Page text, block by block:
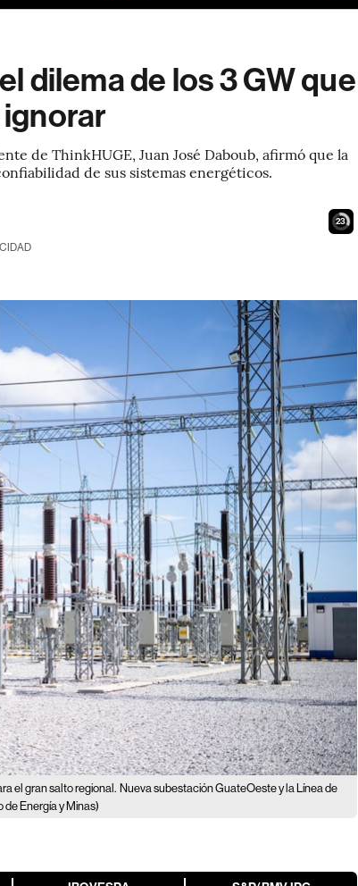
dilema de los 3 GW que
de ThinkHUGE, Juan José Daboub, afirmó que la
de sus sistemas energéticos.
22
el gran salto regional. Nueva subestación GuateOeste y la Línea de
de Energía y Minas)